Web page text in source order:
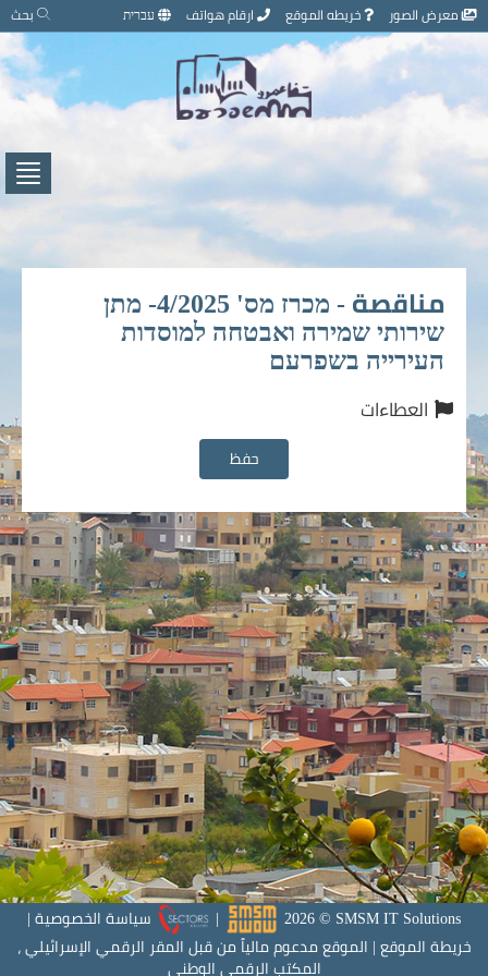
تخطي
إلى
محتوى
معرض الصور خريطه الموقع ارقام هواتف עברית بحث
لفتح
مناقصة - מכרז מס' 4/2025- מתן
שירותי שמירה ואבטחה למוסדות
העירייה בשפרעם
العطاءات
حفظ
SMSM IT Solutions
©
2026
| سياسة الخصوصية|
خريطة الموقع| الموقع مدعوم مالياً من قبل المقر الرقمي الإسرائيلي ،
المكتب الرقمي الوطني